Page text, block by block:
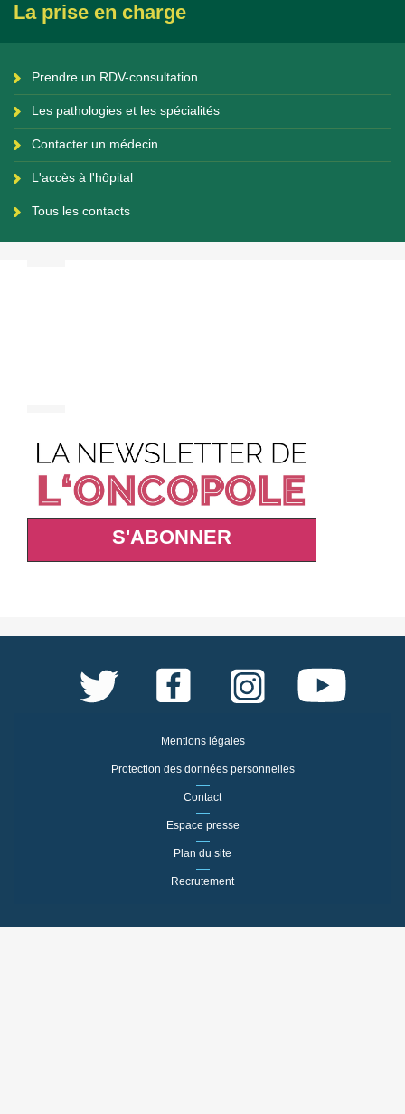
La prise en charge
Prendre un RDV-consultation
Les pathologies et les spécialités
Contacter un médecin
L'accès à l'hôpital
Tous les contacts
S'ABONNER
Mentions légales
Protection des données personnelles
Contact
Espace presse
Plan du site
Recrutement